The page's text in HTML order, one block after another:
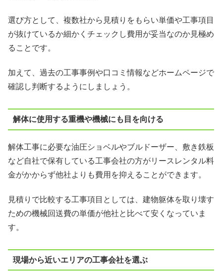
選び方として、複数社から見積りをもらい単価や工事項目
が抜けているか細かくチェックし費用が妥当なのか見極め
ることです。
加えて、過去の工事事例や口コミ情報などホームページで
確認し判断するようにしましょう。
解体に使用する重機や機械にも目を向ける
解体工事に必要な油圧ショベルやブルドーザー、敷き鉄板
など自社で保有している工事会社の方がリースレンタル料
金がかからず他社よりも費用を抑えることができます。
見積りで比較する工事項目としては、建物躯体を取り壊す
ための機械回送費の単価が他社と比べて安くなっていま
す。
現場から近いエリアの工事会社を選ぶ